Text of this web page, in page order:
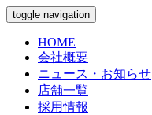
toggle navigation
HOME
会社概要
ニュース・お知らせ
店舗一覧
採用情報